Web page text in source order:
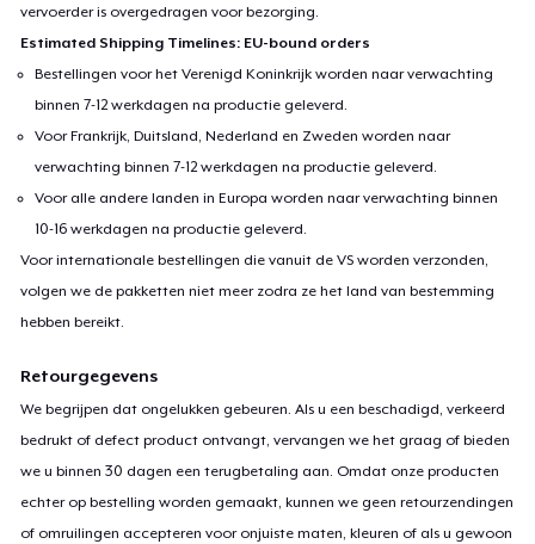
vervoerder is overgedragen voor bezorging.
Estimated Shipping Timelines: EU-bound orders
Bestellingen voor het Verenigd Koninkrijk worden naar verwachting
binnen 7-12 werkdagen na productie geleverd.
Voor Frankrijk, Duitsland, Nederland en Zweden worden naar
verwachting binnen 7-12 werkdagen na productie geleverd.
Voor alle andere landen in Europa worden naar verwachting binnen
10-16 werkdagen na productie geleverd.
Voor internationale bestellingen die vanuit de VS worden verzonden,
volgen we de pakketten niet meer zodra ze het land van bestemming
hebben bereikt.
Retourgegevens
We begrijpen dat ongelukken gebeuren. Als u een beschadigd, verkeerd
bedrukt of defect product ontvangt, vervangen we het graag of bieden
we u binnen 30 dagen een terugbetaling aan. Omdat onze producten
echter op bestelling worden gemaakt, kunnen we geen retourzendingen
of omruilingen accepteren voor onjuiste maten, kleuren of als u gewoon